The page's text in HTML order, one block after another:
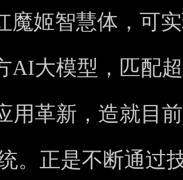
魔姬智慧体，可
AI大模型，匹配
用革新，造就目
。正是不断通过